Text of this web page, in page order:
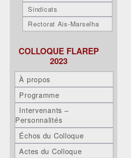
Sindicats
Rectorat Ais-Marselha
COLLOQUE FLAREP
2023
À propos
Programme
Intervenants –
Personnalités
Échos du Colloque
Actes du Colloque